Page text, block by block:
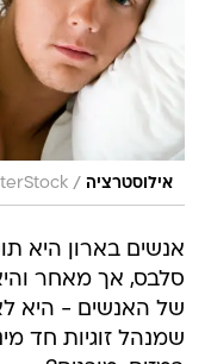
אילוסטרציה /
אנשים בארון היא
סלבס, אך מאחר
של האנשים - היא
שמנהל זוגיות חד